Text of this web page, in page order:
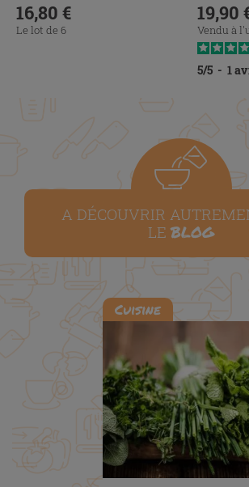
conservation,...
Prix
16,80 €
Le lot de 6
d'étiquettes
Prix
19,90
Vendu à
5/5 - 1
A DÉCOUVRIR
LEBLOG
Cuisine